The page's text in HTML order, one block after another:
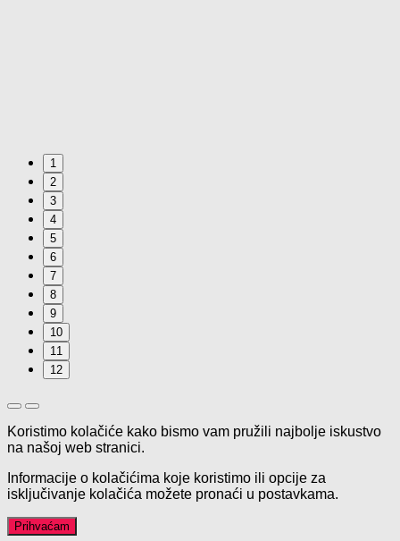
1
2
3
4
5
6
7
8
9
10
11
12
Koristimo kolačiće kako bismo vam pružili najbolje iskustvo
na našoj web stranici.
Informacije o kolačićima koje koristimo ili opcije za
isključivanje kolačića možete pronaći u postavkama.
Prihvaćam